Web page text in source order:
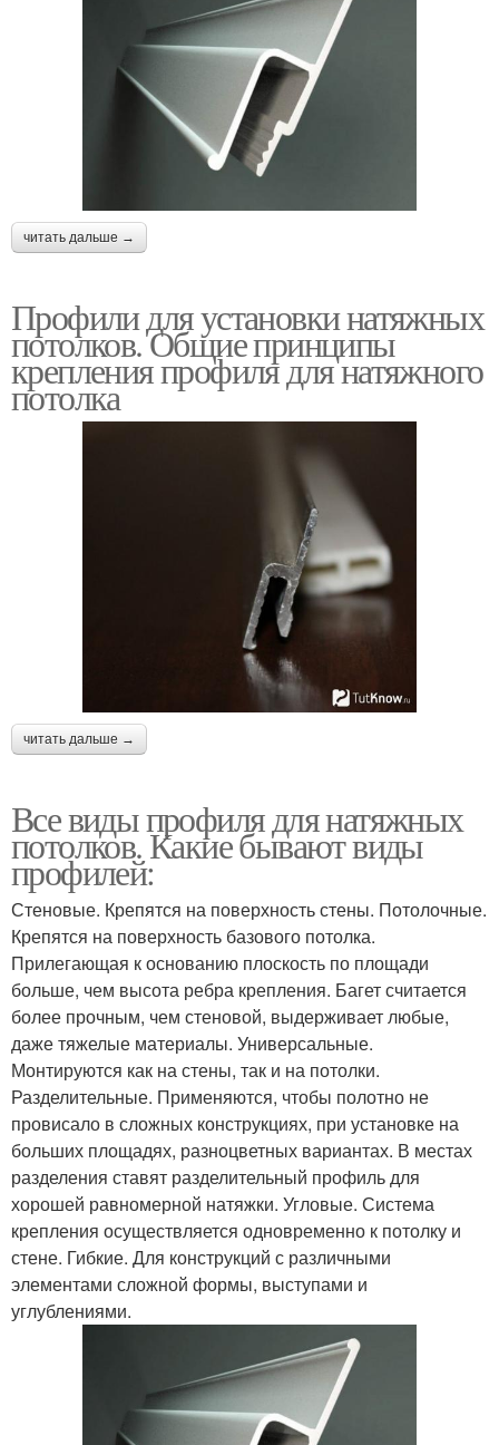
читать дальше →
Профили для установки натяжных
потолков. Общие принципы
крепления профиля для натяжного
потолка
читать дальше →
Все виды профиля для натяжных
потолков. Какие бывают виды
профилей:
Стеновые. Крепятся на поверхность стены. Потолочные.
Крепятся на поверхность базового потолка.
Прилегающая к основанию плоскость по площади
больше, чем высота ребра крепления. Багет считается
более прочным, чем стеновой, выдерживает любые,
даже тяжелые материалы. Универсальные.
Монтируются как на стены, так и на потолки.
Разделительные. Применяются, чтобы полотно не
провисало в сложных конструкциях, при установке на
больших площадях, разноцветных вариантах. В местах
разделения ставят разделительный профиль для
хорошей равномерной натяжки. Угловые. Система
крепления осуществляется одновременно к потолку и
стене. Гибкие. Для конструкций с различными
элементами сложной формы, выступами и
углублениями.